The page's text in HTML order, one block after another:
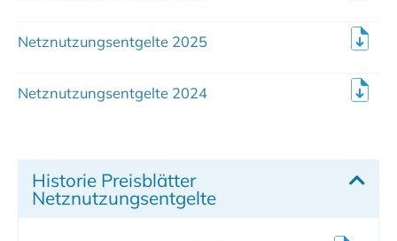
Netznutzungsentgelte 2025
Netznutzungsentgelte 2024
Historie Preisblätter
Netznutzungsentgelte